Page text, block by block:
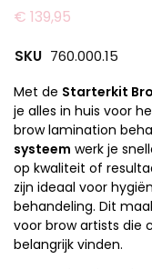
€ 139,95
SKU 760.000.15
Met de Starterkit
je alles in huis voor
brow lamination
systeem werk je
op kwaliteit of
zijn ideaal voor
behandeling. Dit
voor brow artists die
belangrijk vinden.